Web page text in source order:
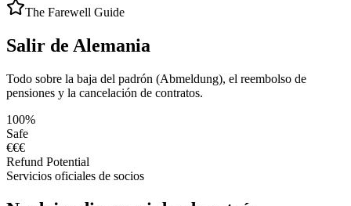
The Farewell Guide
Salir de Alemania
Todo sobre la baja del padrón (Abmeldung), el reembolso de
pensiones y la cancelación de contratos.
100%
Safe
€€€
Refund Potential
Servicios oficiales de socios